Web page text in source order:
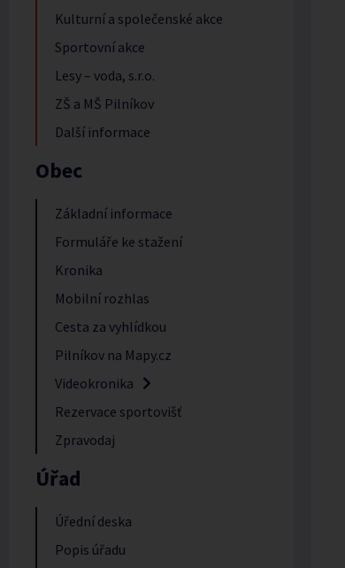
Kulturní a společenské akce
Sportovní akce
Lesy – voda, s.r.o.
ZŠ a MŠ Pilníkov
Další informace
Obec
Základní informace
Formuláře ke stažení
Kronika
Mobilní rozhlas
Cesta za vyhlídkou
Pilníkov na Mapy.cz
Videokronika
Rezervace sportovišť
Zpravodaj
Úřad
Úřední deska
Popis úřadu